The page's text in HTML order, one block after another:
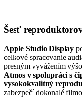
Šesť
Apple Studio Display
celkové spracovanie
presným vyvážením
Atmos v spolupráci s
vysokokvalitný
zabezpečí dokonalé